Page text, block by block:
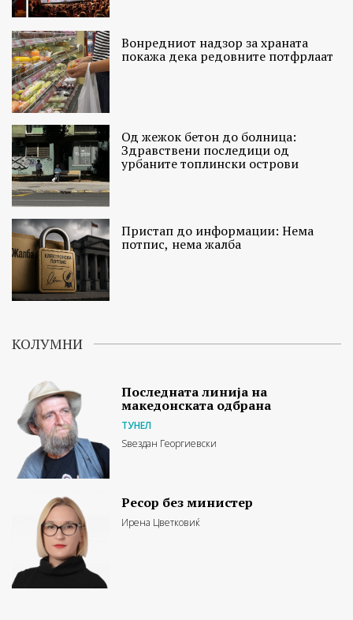
Вонредниот надзор за храната
покажа дека редовните потфрлаат
Од жежок бетон до болница:
Здравствени последици од
урбаните топлински острови
Пристап до информации: Нема
потпис, нема жалба
КОЛУМНИ
Последната линија на
македонската одбрана
ТУНЕЛ
Ѕвездан Георгиевски
Ресор без министер
Ирена Цветковиќ